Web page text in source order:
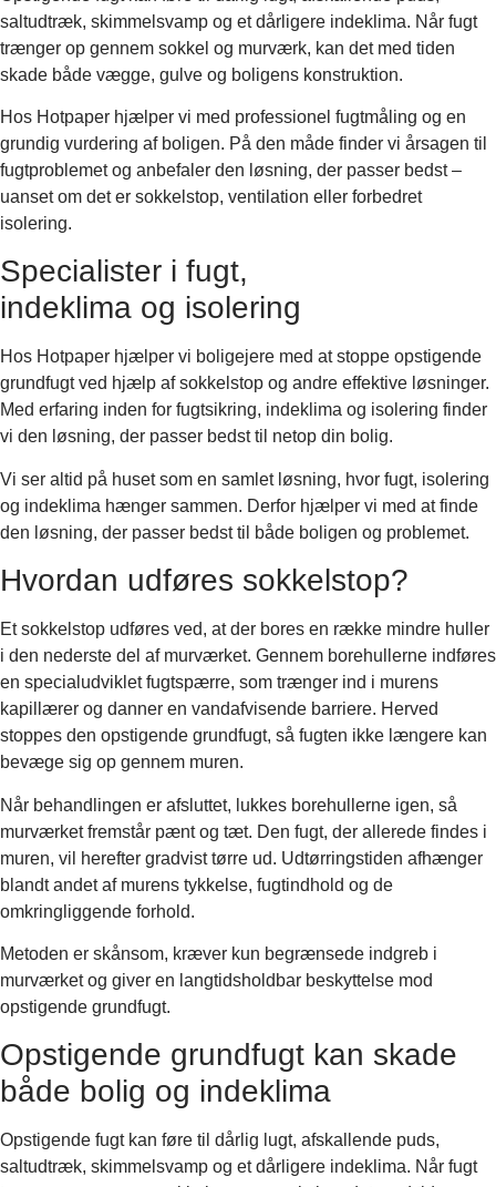
saltudtræk, skimmelsvamp og et dårligere indeklima. Når fugt
trænger op gennem sokkel og murværk, kan det med tiden
skade både vægge, gulve og boligens konstruktion.
Hos Hotpaper hjælper vi med professionel fugtmåling og en
grundig vurdering af boligen. På den måde finder vi årsagen til
fugtproblemet og anbefaler den løsning, der passer bedst –
uanset om det er sokkelstop, ventilation eller forbedret
isolering.
Specialister i fugt,
indeklima og isolering
Hos Hotpaper hjælper vi boligejere med at stoppe opstigende
grundfugt ved hjælp af sokkelstop og andre effektive løsninger.
Med erfaring inden for fugtsikring, indeklima og isolering finder
vi den løsning, der passer bedst til netop din bolig.
Vi ser altid på huset som en samlet løsning, hvor fugt, isolering
og indeklima hænger sammen. Derfor hjælper vi med at finde
den løsning, der passer bedst til både boligen og problemet.
Hvordan udføres sokkelstop?
Et sokkelstop udføres ved, at der bores en række mindre huller
i den nederste del af murværket. Gennem borehullerne indføres
en specialudviklet fugtspærre, som trænger ind i murens
kapillærer og danner en vandafvisende barriere. Herved
stoppes den opstigende grundfugt, så fugten ikke længere kan
bevæge sig op gennem muren.
Når behandlingen er afsluttet, lukkes borehullerne igen, så
murværket fremstår pænt og tæt. Den fugt, der allerede findes i
muren, vil herefter gradvist tørre ud. Udtørringstiden afhænger
blandt andet af murens tykkelse, fugtindhold og de
omkringliggende forhold.
Metoden er skånsom, kræver kun begrænsede indgreb i
murværket og giver en langtidsholdbar beskyttelse mod
opstigende grundfugt.
Opstigende grundfugt kan skade
både bolig og indeklima
Opstigende fugt kan føre til dårlig lugt, afskallende puds,
saltudtræk, skimmelsvamp og et dårligere indeklima. Når fugt